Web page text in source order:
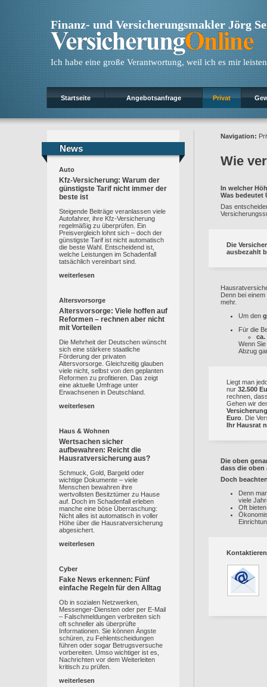
Finanz- und Versicherungsmakler Jörg
Ich habe eine große Verantwortung, weil ich es mir
Startseite Angebotsanfrage Privat
News
News
Auto
Kfz-Versicherung: Warum der
günstigste Tarif nicht immer der
beste ist
Steigende Beiträge veranlassen viele
Autofahrer, ihre Kfz-Versicherung
regelmäßig zu überprüfen. Ein
Preisvergleich lohnt sich – doch der
günstigste Tarif ist nicht automatisch
die beste Wahl. Entscheidend ist,
welche Leistungen im Schadenfall
tatsächlich vereinbart sind.
weiterlesen
Altersvorsorge
Altersvorsorge: Viele hoffen auf
Reformen – rechnen aber nicht
mit Vorteilen
Die Mehrheit der Deutschen wünscht
sich eine stärkere staatliche
Förderung der privaten
Altersvorsorge. Gleichzeitig glauben
viele nicht, selbst von den geplanten
Reformen zu profitieren. Das zeigt
eine aktuelle Umfrage unter
Erwachsenen in Deutschland.
weiterlesen
Haus & Wohnen
Wertsachen sicher
aufbewahren: Reicht die
Hausratversicherung aus?
Schmuck, Gold, Bargeld oder
wichtige Dokumente – viele
Menschen bewahren ihre
wertvollsten Besitztümer zu Hause
auf. Doch im Schadenfall erleben
manche eine böse Überraschung:
Nicht alles ist automatisch in voller
Höhe über die Hausratversicherung
abgesichert.
weiterlesen
Cyber
Fake News erkennen: Fünf
einfache Regeln für den Alltag
Ob in sozialen Netzwerken,
Messenger-Diensten oder per E-Mail
– Falschmeldungen verbreiten sich
oft schneller als überprüfte
Informationen. Sie können Ängste
schüren, zu Fehlentscheidungen
führen oder sogar Betrugsversuche
vorbereiten. Umso wichtiger ist es,
Nachrichten vor dem Weiterleiten
kritisch zu prüfen.
weiterlesen
Navigation:
Wie
In welcher
Was bedeutet
Das
Die
ausbezahlt
Denn bei
mehr.
Um den
Für die
ca.
Wenn
Abzug
Liegt man
nur 32.500
rechnen,
Gehen wir
Euro . Die
Ihr Hausrat
Die oben
dass die oben
Doch
Denn
viele
Oft